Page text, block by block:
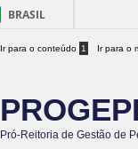
BRASIL
Ir para o conteúdo 1 Ir para o
Pró-Reitoria de Gestão de